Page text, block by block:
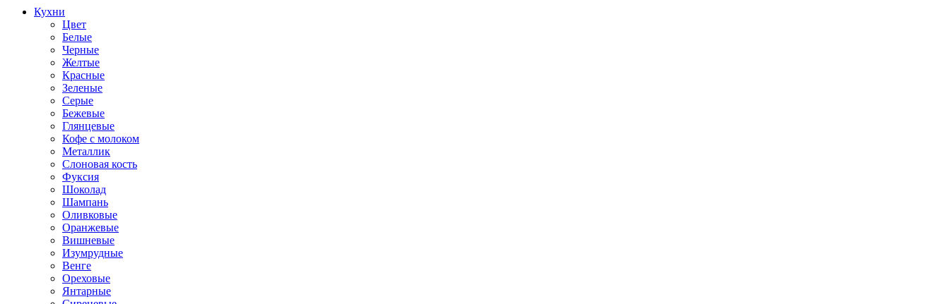
Кухни
Цвет
Белые
Черные
Желтые
Красные
Зеленые
Серые
Бежевые
Глянцевые
Кофе с молоком
Металлик
Слоновая кость
Фуксия
Шоколад
Шампань
Оливковые
Оранжевые
Вишневые
Изумрудные
Венге
Ореховые
Янтарные